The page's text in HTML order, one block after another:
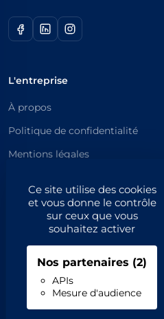
Ce site utilise des cookies
et vous donne le contrôle
sur ceux que vous
souhaitez activer
Nos partenaires (2)
APIs
Mesure d'audience
L'entreprise
À propos
Politique de confidentialité
Mentions légales
Catégories principales
Catégories
Professionnels
Inscrivez-vous